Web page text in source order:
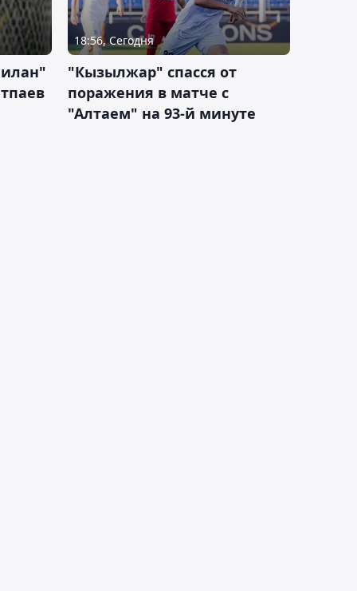
18:56, Сегодня
"Кызылжар" спасся от
поражения в матче с
"Алтаем" на 93-й минуте